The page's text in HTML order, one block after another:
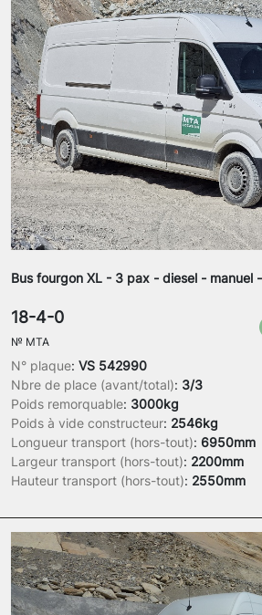
Bus fourgon XL - 3 pax - diesel - manuel
N° plaque: VS 542990
Nbre de place (avant/total): 3/3
Poids remorquable: 3000kg
Poids à vide constructeur: 2546kg
Longueur transport (hors-tout): 6950mm
Largeur transport (hors-tout): 2200mm
Hauteur transport (hors-tout): 2550mm
18-4-0
№ MTA